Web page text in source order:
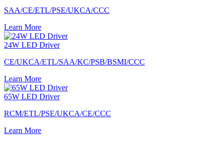
SAA/CE/ETL/PSE/UKCA/CCC
Learn More
24W LED Driver
CE/UKCA/ETL/SAA/KC/PSB/BSMI/CCC
Learn More
65W LED Driver
RCM/ETL/PSE/UKCA/CE/CCC
Learn More